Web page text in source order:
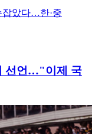
선언…"이제 국